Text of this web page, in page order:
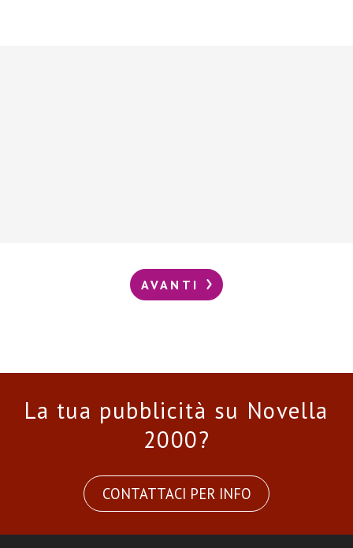
AVANTI
La tua pubblicità su Novella
2000?
CONTATTACI PER INFO